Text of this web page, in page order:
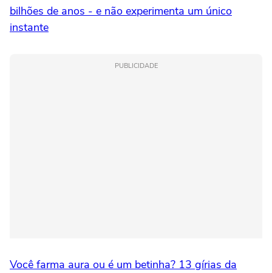
bilhões de anos - e não experimenta um único
instante
PUBLICIDADE
Você farma aura ou é um betinha? 13 gírias da